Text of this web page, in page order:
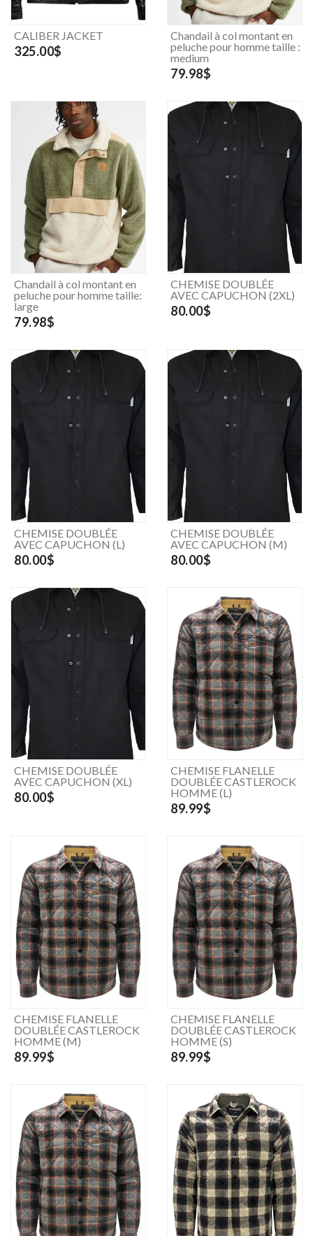
CALIBER JACKET
325.00$
Chandail à col montant en
peluche pour homme taille :
medium
79.98$
Chandail à col montant en
peluche pour homme taille:
large
79.98$
CHEMISE DOUBLÉE
AVEC CAPUCHON (2XL)
80.00$
CHEMISE DOUBLÉE
AVEC CAPUCHON (L)
80.00$
CHEMISE DOUBLÉE
AVEC CAPUCHON (M)
80.00$
CHEMISE DOUBLÉE
AVEC CAPUCHON (XL)
80.00$
CHEMISE FLANELLE
DOUBLÉE CASTLEROCK
HOMME (L)
89.99$
CHEMISE FLANELLE
DOUBLÉE CASTLEROCK
HOMME (M)
89.99$
CHEMISE FLANELLE
DOUBLÉE CASTLEROCK
HOMME (S)
89.99$